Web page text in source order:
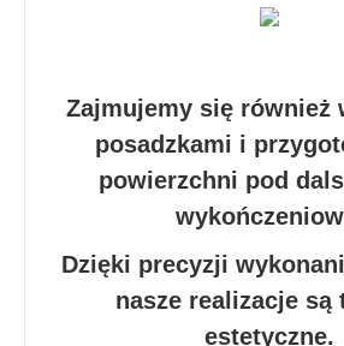
Zajmujemy się również
posadzkami i
powierzchni pod
Dzięki precyzji
nasze realizacje są
estetyczne.